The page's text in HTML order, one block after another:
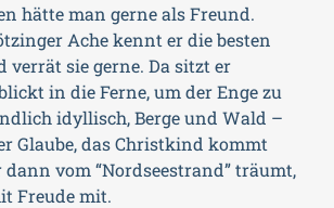
hätte man gerne als Freund.
Ache kennt er die besten
verrät sie gerne. Da sitzt er
in die Ferne, um der Enge zu
idyllisch, Berge und Wald –
Glaube, das Christkind kommt
dann vom “Nordseestrand” träumt,
Freude mit.